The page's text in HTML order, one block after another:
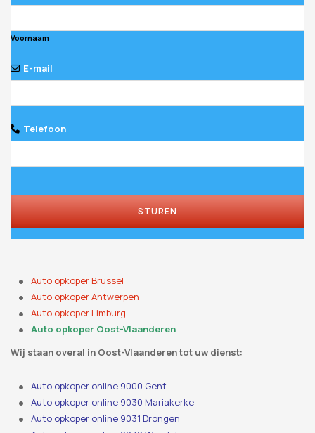
Voornaam
E-mail
Telefoon
STUREN
Auto opkoper Brussel
Auto opkoper Antwerpen
Auto opkoper Limburg
Auto opkoper Oost-Vlaanderen
Wij staan ​​overal in Oost-Vlaanderen tot uw dienst:
Auto opkoper online 9000 Gent
Auto opkoper online 9030 Mariakerke
Auto opkoper online 9031 Drongen